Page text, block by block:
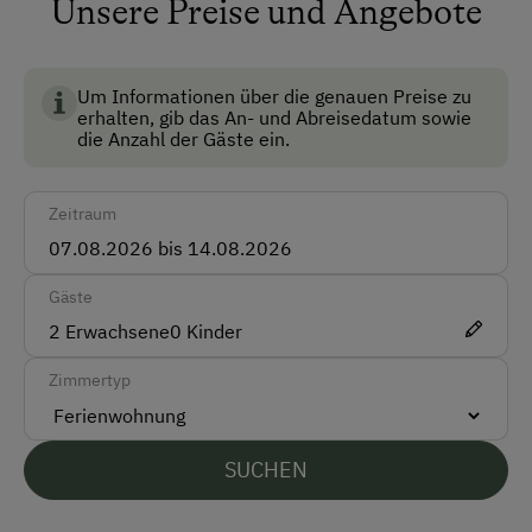
Auto
Bus
Akzeptierte Zahlungsmittel
Barzahlung
Vor Ort gesprochene Sprachen
Unsere Preise und Angebote
Um Informationen über die genauen Preise zu
erhalten, gib das An- und Abreisedatum sowie
die Anzahl der Gäste ein.
Zeitraum
Gäste
2 Erwachsene0 Kinder
Zimmertyp
SUCHEN